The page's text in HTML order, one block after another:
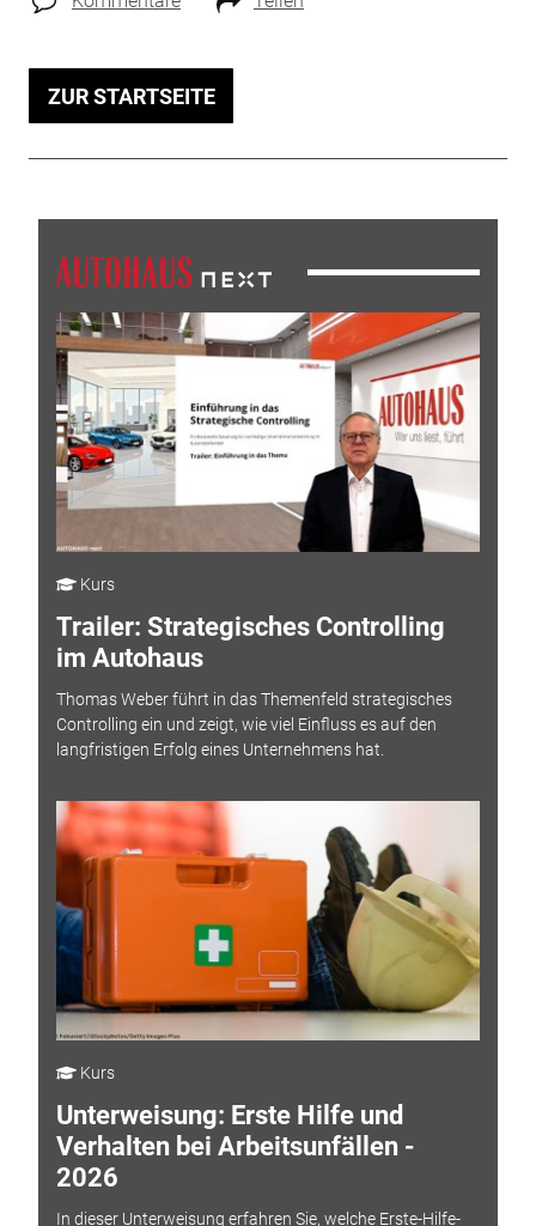
ZUR STARTSEITE
Kurs
Trailer: Strategisches Controlling
im Autohaus
Thomas Weber führt in das Themenfeld strategisches
Controlling ein und zeigt, wie viel Einfluss es auf den
langfristigen Erfolg eines Unternehmens hat.
Kurs
Unterweisung: Erste Hilfe und
Verhalten bei Arbeitsunfällen -
2026
In dieser Unterweisung erfahren Sie, welche Erste-Hilfe-